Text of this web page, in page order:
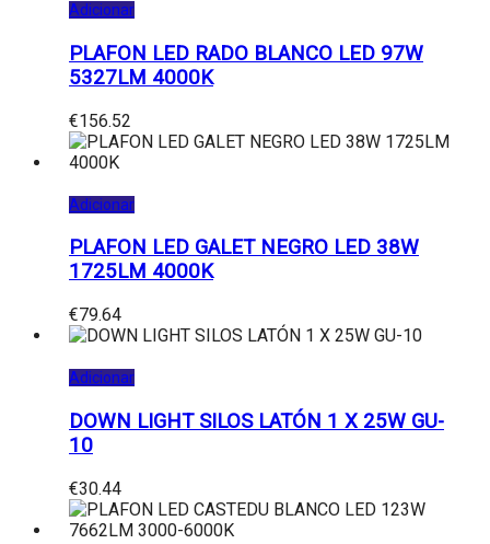
Adicionar
PLAFON LED RADO BLANCO LED 97W
5327LM 4000K
€156.52
Adicionar
PLAFON LED GALET NEGRO LED 38W
1725LM 4000K
€79.64
Adicionar
DOWN LIGHT SILOS LATÓN 1 X 25W GU-
10
€30.44